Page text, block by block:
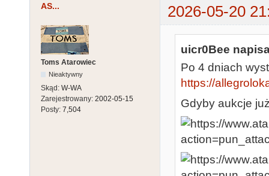
AS... 2026-05-20
Toms Atarowiec
Nieaktywny
Skąd: W-WA
Zarejestrowany: 2002-05-15
Posty: 7,504
uicr0Bee
Po 4 dniach
https://
Gdyby aukcje